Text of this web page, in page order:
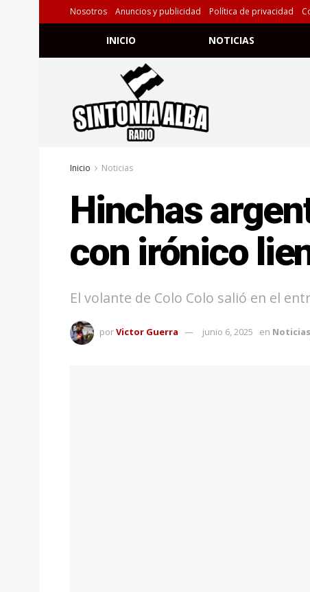
Nosotros Anuncios y publicidad Política de privacidad
INICIO NOTICIAS
Inicio Noticias
Hinchas
con irónico
El volante de Colo Colo salió en el
porVictor Guerra junio 6, 2025 en Noticias